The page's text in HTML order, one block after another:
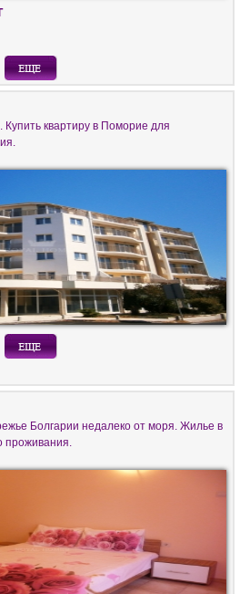
квартиру в Поморие для
Болгарии недалеко от моря. Жилье в
проживания.